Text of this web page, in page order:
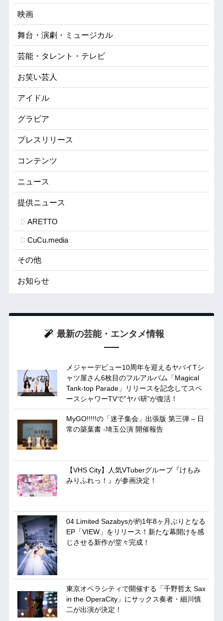
映画
舞台・演劇・ミュージカル
芸能・タレント・テレビ
お笑い芸人
アイドル
グラビア
プレスリリース
コンテンツ
ニュース
提供ニュース
ARETTO
CuCu.media
その他
お知らせ
最新の芸能・エンタメ情報
メジャーデビュー10周年を迎えるヤバイTシ
ャツ屋さん6枚目のフルアルバム「Magical
Tank-top Parade」リリースを記念してスペ
ースシャワーTVで”ヤバ研”が復活！
MyGO!!!!!の「迷子集会」出張版 第三弾 – 日
常の築葉書 -埼玉公演 開催報告
【VHS City】人気VTuberグループ『けもみ
みりふれっ！』が参画決定！
04 Limited Sazabysが約1年8ヶ月ぶりとなる
EP「VIEW」をリリース！新たな幕開けを感
じさせる新作が堂々完成！
東京オペラシティで開催する「千野哲太 Sax
in the OperaCity」にサックス奏者・細川慎
二が出演が決定！